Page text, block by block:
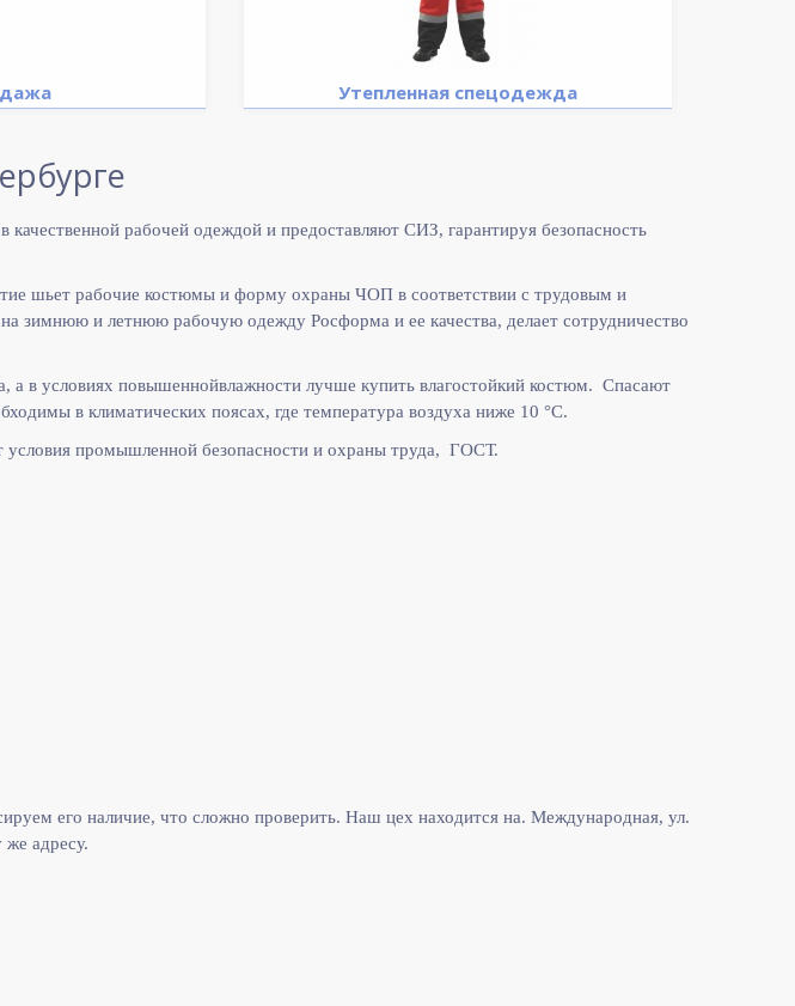
Утепленная спецодежда
рабочей одеждой и предоставляют СИЗ, гарантируя безопасность
шьет рабочие костюмы и форму охраны ЧОП в соответствии с трудовым и
зимнюю и летнюю рабочую одежду Росформа и ее качества, делает сотрудничество
в условиях повышеннойвлажности лучше купить влагостойкий костюм. Спасают
в климатических поясах, где температура воздуха ниже 10 °C.
условия промышленной безопасности и охраны труда, ГОСТ.
его наличие, что сложно проверить. Наш цех находится на. Международная, ул.
адресу.